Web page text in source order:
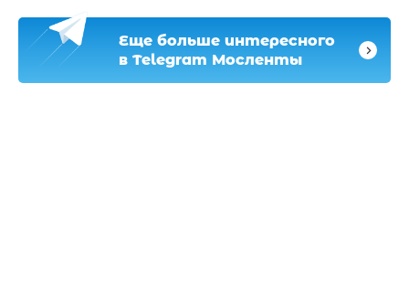
Еще больше интересного
в Telegram Мосленты